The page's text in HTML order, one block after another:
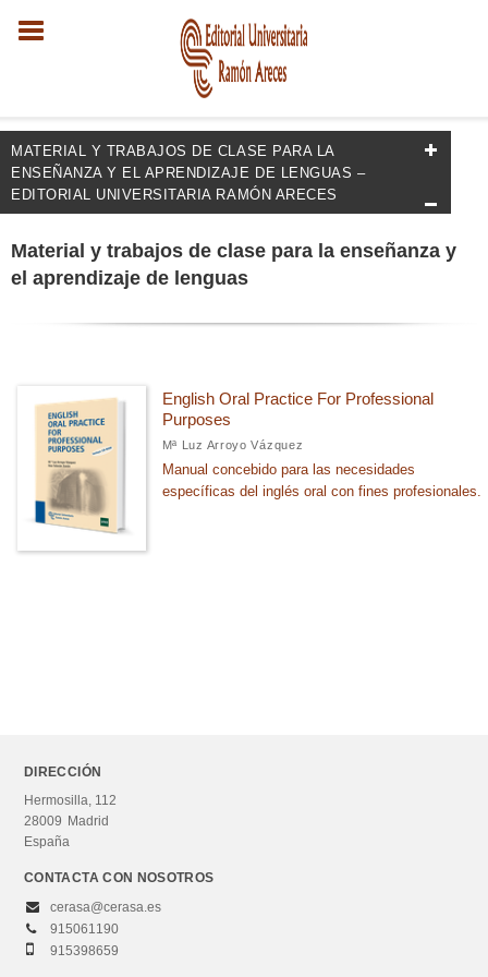
MATERIAL Y TRABAJOS DE CLASE PARA LA
ENSEÑANZA Y EL APRENDIZAJE DE LENGUAS –
EDITORIAL UNIVERSITARIA RAMÓN ARECES
FILTRADO POR:
Lenguaje y Literatura
Lenguaje
Material y trabajos de clase para la enseñanza y el aprendizaje
de lenguas
MATERIAS
Aprendizaje de idiomas: gramática, vocabulario y
pronunciación
Otros estudios
NUESTRAS COLECCIONES
Material y trabajos de clase para la enseñanza y
el aprendizaje de lenguas
English Oral Practice For Professional
Purposes
Mª Luz Arroyo Vázquez
Manual concebido para las necesidades
específicas del inglés oral con fines profesionales.
DIRECCIÓN
Hermosilla, 112
28009 Madrid
España
CONTACTA CON NOSOTROS
cerasa@cerasa.es
915061190
915398659